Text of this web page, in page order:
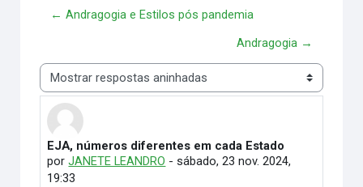
← Andragogia e Estilos pós pandemia
Andragogia →
Modo de visualização
EJA, números diferentes em cada Estado
porJANETE LEANDRO -sábado, 23 nov. 2024,
19:33
Número de respostas: 0